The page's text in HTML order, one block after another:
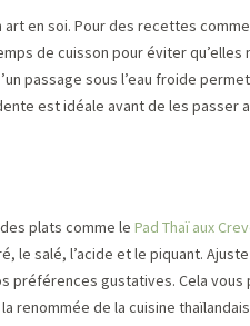
en soi. Pour des recettes
de cuisson pour éviter
passage sous l’eau froide
est idéale avant de les passer
plats comme le Pad Thaï aux
le salé, l’acide et le piquant.
préférences gustatives. Cela
renommée de la cuisine